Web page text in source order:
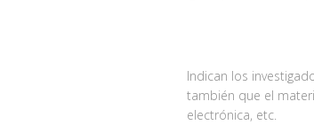
Indican los
también que el
electrónica, etc.